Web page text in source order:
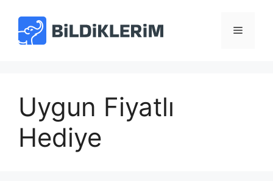
Menü
Uygun Fiyatlı
Hediye